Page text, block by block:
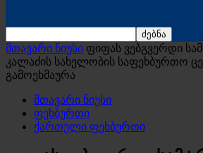
მთავარი ნიუსი ფიფას ვებგვერდი
კალაძის სახელობის საფეხბურთო
გამოეხმაურა
მთავარი ნიუსი
ფეხბურთი
ქართული ფეხბურთი